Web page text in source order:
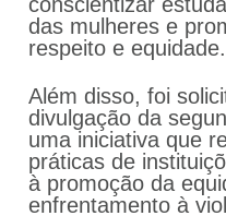
das mulheres e
respeito e equidade.
Além disso, foi
divulgação da
uma iniciativa que
práticas de
à promoção da
enfrentamento à